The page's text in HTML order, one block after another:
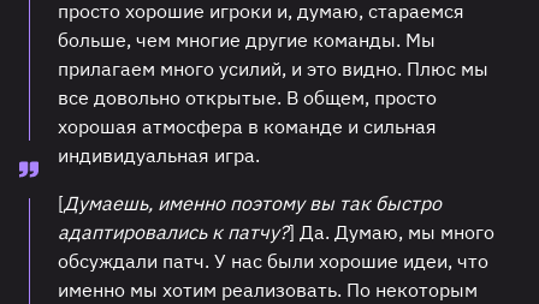
просто хорошие игроки и, думаю, стараемся
больше, чем многие другие команды. Мы
прилагаем много усилий, и это видно. Плюс мы
все довольно открытые. В общем, просто
хорошая атмосфера в команде и сильная
индивидуальная игра.
[Думаешь, именно поэтому вы так быстро
адаптировались к патчу?] Да. Думаю, мы много
обсуждали патч. У нас были хорошие идеи, что
именно мы хотим реализовать. По некоторым